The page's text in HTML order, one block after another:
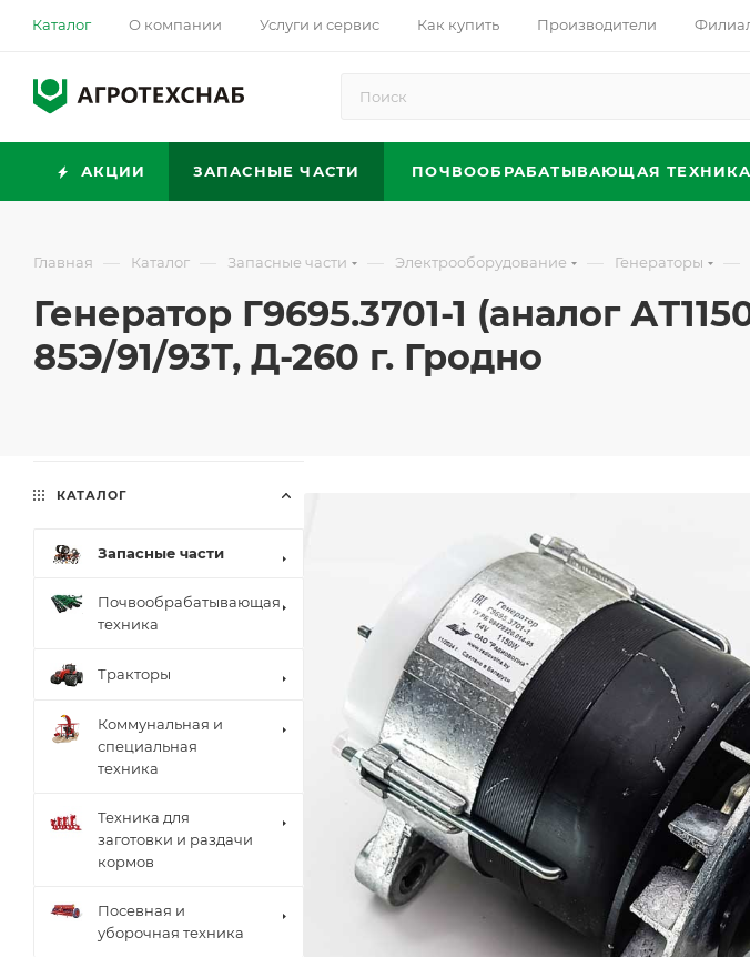
Каталог О компании Услуги и сервис Как купить Производители
АКЦИИ ЗАПАСНЫЕ ЧАСТИ ПОЧВООБРАБАТЫВАЮЩАЯ ТЕХНИКА
Главная — Каталог — Запасные части — Электрооборудование — Генераторы —
Генератор Г9695.3701-1 (аналог
85Э/91/93Т, Д-260 г. Гродно
КАТАЛОГ
Запасные части
Почвообрабатывающая
техника
Тракторы
Коммунальная и
специальная
техника
Техника для
заготовки и раздачи
кормов
Посевная и
уборочная техника